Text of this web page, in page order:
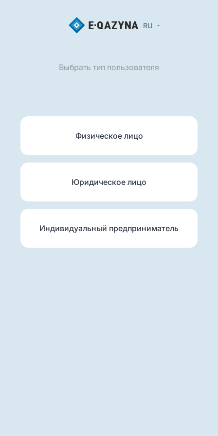
RU
Выбрать тип пользователя
Физическое лицо
Юридическое лицо
Индивидуальный предприниматель